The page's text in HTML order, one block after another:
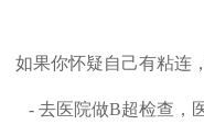
如果你怀疑自己有粘连
- 去医院做B超检查，